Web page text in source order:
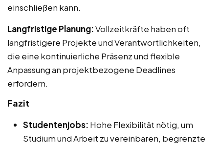
einschließen kann.
Langfristige Planung:Vollzeitkräfte haben oft
langfristigere Projekte und Verantwortlichkeiten,
die eine kontinuierliche Präsenz und flexible
Anpassung an projektbezogene Deadlines
erfordern.
Fazit
Studentenjobs: Hohe Flexibilität nötig, um
Studium und Arbeit zu vereinbaren, begrenzte